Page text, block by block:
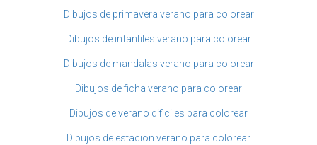
Dibujos de primavera verano para colorear
Dibujos de infantiles verano para colorear
Dibujos de mandalas verano para colorear
Dibujos de ficha verano para colorear
Dibujos de verano dificiles para colorear
Dibujos de estacion verano para colorear